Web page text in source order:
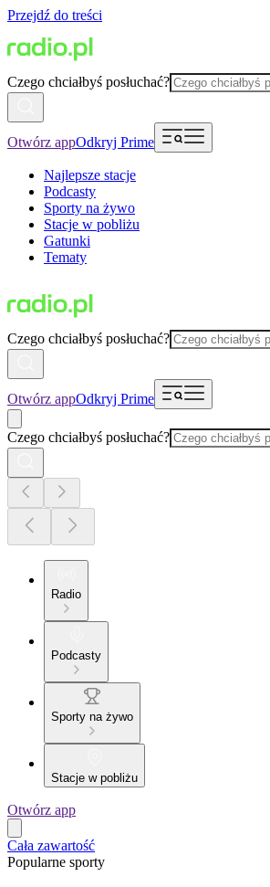
Przejdź do treści
Czego chciałbyś posłuchać?
Otwórz appOdkryj Prime
Najlepsze stacje
Podcasty
Sporty na żywo
Stacje w pobliżu
Gatunki
Tematy
Czego chciałbyś posłuchać?
Otwórz appOdkryj Prime
Czego chciałbyś posłuchać?
Radio
Podcasty
Sporty na żywo
Stacje w pobliżu
Otwórz app
Cała zawartość
Popularne sporty